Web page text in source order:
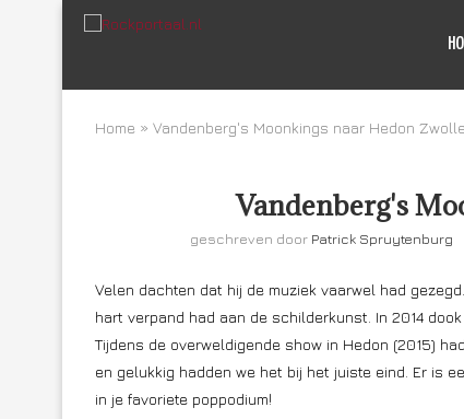
Home » Vandenberg's Moonkings naar Hedon
Vandenberg's
geschreven door Patrick Spruytenburg
Velen dachten dat hij de muziek vaarwel had
hart verpand had aan de schilderkunst. In 2014
Tijdens de overweldigende show in Hedon (2015)
en gelukkig hadden we het bij het juiste eind. Er is
in je favoriete poppodium!